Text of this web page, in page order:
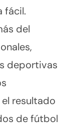
fácil.
del
deportivas
resultado
de fútbol